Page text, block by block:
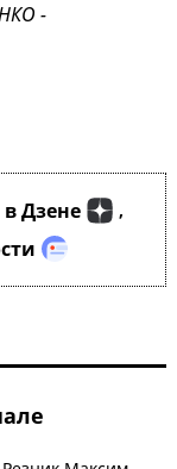
-
в Дзене ,